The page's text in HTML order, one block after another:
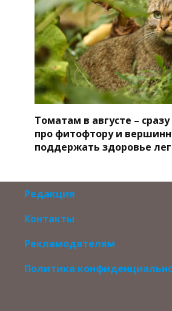
Томатам в августе –
про фитофтору и
поддержать здоровье
Редакция
Контакты
Рекламодателям
Политика